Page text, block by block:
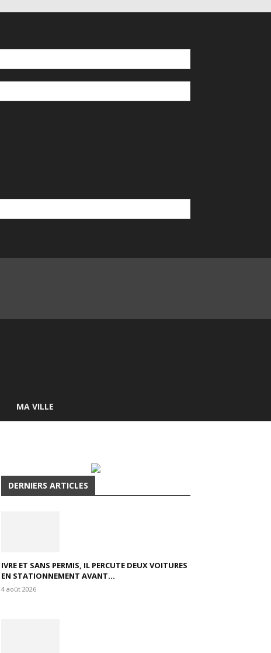
MA VILLE
DERNIERS ARTICLES
IVRE ET SANS PERMIS, IL PERCUTE DEUX VOITURES
EN STATIONNEMENT AVANT...
4 août 2026